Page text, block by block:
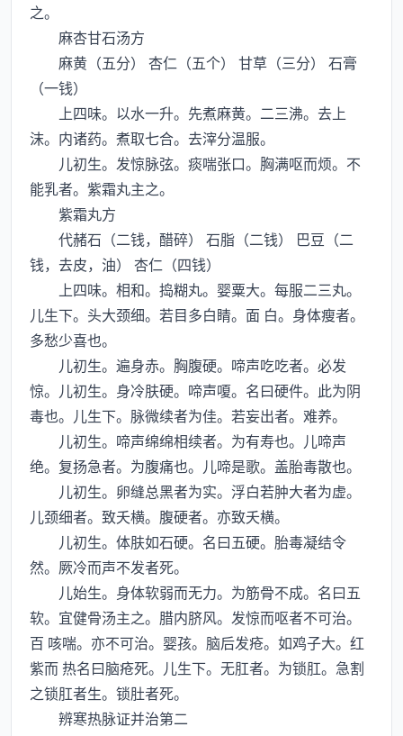
之。
麻杏甘石汤方
麻黄（五分） 杏仁（五个） 甘草（三分） 石膏
（一钱）
上四味。以水一升。先煮麻黄。二三沸。去上
沫。内诸药。煮取七合。去滓分温服。
儿初生。发惊脉弦。痰喘张口。胸满呕而烦。不
能乳者。紫霜丸主之。
紫霜丸方
代赭石（二钱，醋碎） 石脂（二钱） 巴豆（二
钱，去皮，油） 杏仁（四钱）
上四味。相和。捣糊丸。婴粟大。每服二三丸。
儿生下。头大颈细。若目多白睛。面 白。身体瘦者。
多愁少喜也。
儿初生。遍身赤。胸腹硬。啼声吃吃者。必发
惊。儿初生。身冷肤硬。啼声嗄。名曰硬件。此为阴
毒也。儿生下。脉微续者为佳。若妄出者。难养。
儿初生。啼声绵绵相续者。为有寿也。儿啼声
绝。复扬急者。为腹痛也。儿啼是歌。盖胎毒散也。
儿初生。卵缝总黑者为实。浮白若肿大者为虚。
儿颈细者。致夭横。腹硬者。亦致夭横。
儿初生。体肤如石硬。名曰五硬。胎毒凝结令
然。厥冷而声不发者死。
儿始生。身体软弱而无力。为筋骨不成。名曰五
软。宜健骨汤主之。腊内脐风。发惊而呕者不可治。
百 咳喘。亦不可治。婴孩。脑后发疮。如鸡子大。红
紫而 热名曰脑疮死。儿生下。无肛者。为锁肛。急割
之锁肛者生。锁肚者死。
辨寒热脉证并治第二